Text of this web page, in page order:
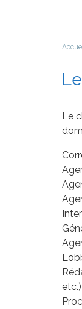
Le
etc.)